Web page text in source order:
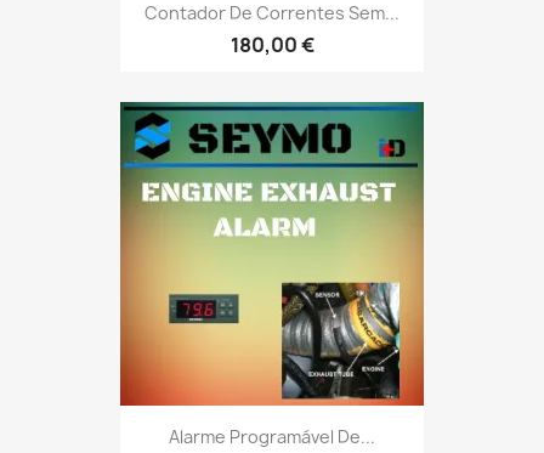
Contador De Correntes Sem...
180,00 €
Alarme Programável De...